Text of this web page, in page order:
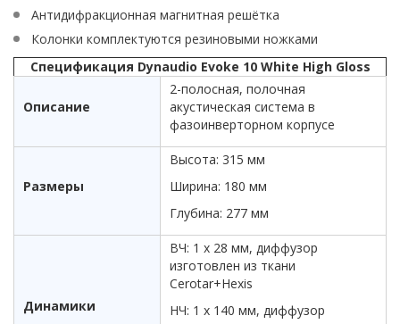
Антидифракционная магнитная решётка
Колонки комплектуются резиновыми ножками
Спецификация Dynaudio Evoke 10 White High Gloss
Описание
2-полосная, полочная
акустическая система в
фазоинверторном корпусе
Размеры
Высота: 315 мм
Ширина: 180 мм
Глубина: 277 мм
Динамики
ВЧ: 1 х 28 мм, диффузор
изготовлен из ткани
Cerotar+Hexis
НЧ: 1 х 140 мм, диффузор